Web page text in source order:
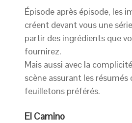
Épisode après épisode, les
créent devant vous une
partir des ingrédients que
fournirez.
Mais aussi avec la
scène assurant les
feuilletons préférés.
El Camino